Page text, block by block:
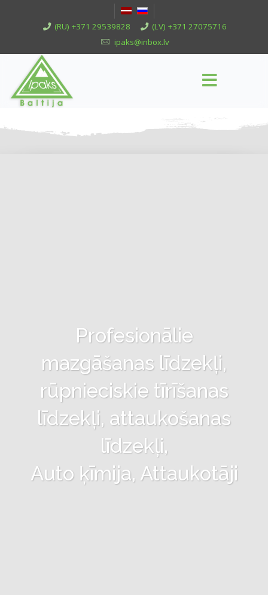
(RU) +371 29539828
(LV) +371 27075716
ipaks@inbox.lv
Profesionālie
mazgāšanas līdzekļi,
rūpnieciskie tīrīšanas
līdzekļi, attaukošanas
līdzekļi,
Auto ķīmija, Attaukotāji